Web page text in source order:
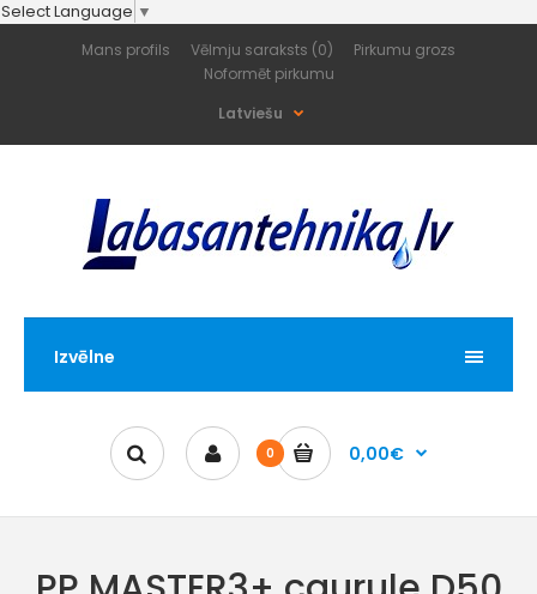
Select Language ▼
Mans profils Vēlmju saraksts (0)
Pirkumu grozs
Noformēt pirkumu
Latviešu
Izvēlne
0 0,00€